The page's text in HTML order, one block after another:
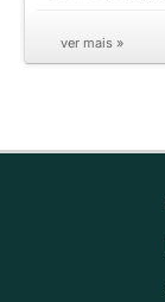
ver mais »